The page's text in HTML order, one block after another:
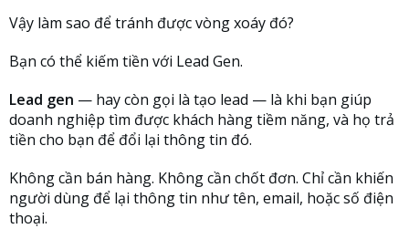
Vậy làm sao để tránh được vòng xoáy đó?
Bạn có thể kiếm tiền với Lead Gen.
Lead gen — hay còn gọi là tạo lead — là khi bạn giúp
doanh nghiệp tìm được khách hàng tiềm năng, và họ trả
tiền cho bạn để đổi lại thông tin đó.
Không cần bán hàng. Không cần chốt đơn. Chỉ cần khiến
người dùng để lại thông tin như tên, email, hoặc số điện
thoại.